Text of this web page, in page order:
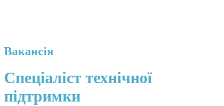
Вакансія
Спеціаліст технічної
підтримки